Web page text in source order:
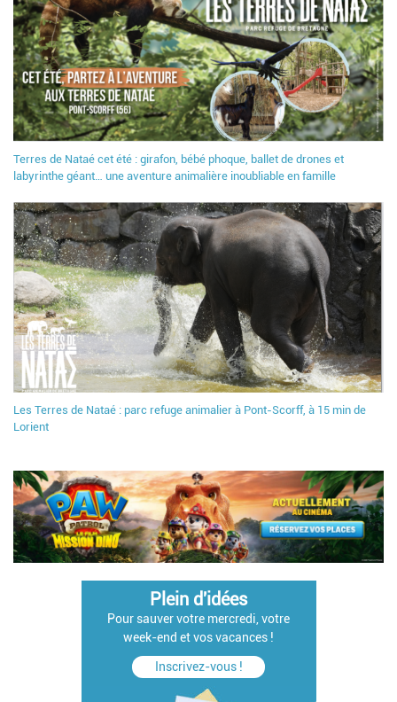
Terres de Nataé cet été : girafon, bébé phoque, ballet de drones et
labyrinthe géant… une aventure animalière inoubliable en famille
Les Terres de Nataé : parc refuge animalier à Pont-Scorff, à 15 min de
Lorient
Plein d'idées
Pour sauver votre mercredi, votre
week-end et vos vacances !
Inscrivez-vous !